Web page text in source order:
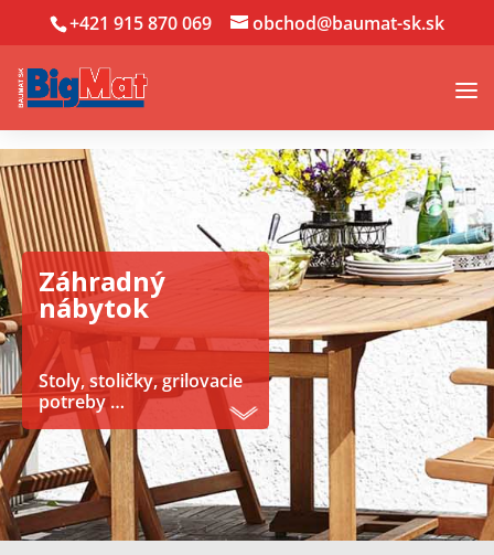
+421 915 870 069 obchod@baumat-sk.sk
Záhradný
nábytok
Stoly, stoličky, grilovacie
potreby …